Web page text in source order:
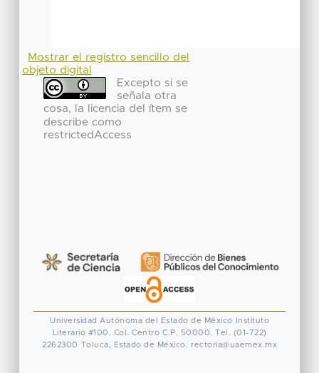
Mostrar el registro sencillo del
objeto digital
Excepto si se
señala otra
cosa, la licencia del ítem se
describe como
restrictedAccess
Universidad Autónoma del Estado de México
Instituto
Literario #100. Col. Centro C.P. 50000. Tel. (01-722)
2262300 Toluca, Estado de México. rectoria@uaemex.mx